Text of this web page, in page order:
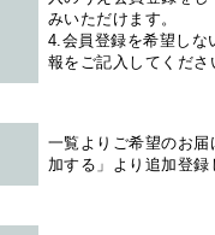
みいただけます。
4.会員登録を希望しな
報をご記入してくださ
一覧よりご希望のお
加する」より追加登